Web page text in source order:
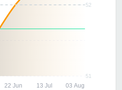
52
51
22 Jun 13 Jul 03 Aug